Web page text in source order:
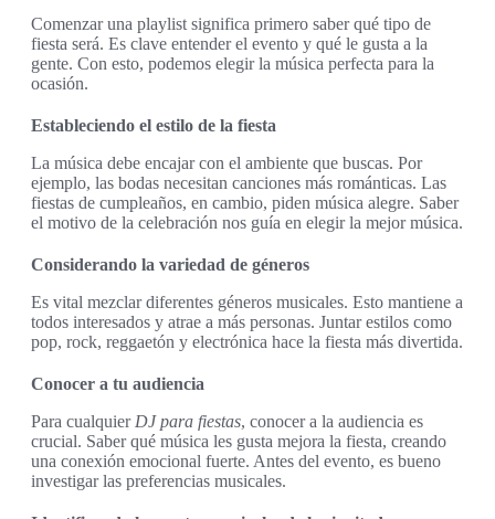
Comenzar una playlist significa primero saber qué tipo de
fiesta será. Es clave entender el evento y qué le gusta a la
gente. Con esto, podemos elegir la música perfecta para la
ocasión.
Estableciendo el estilo de la fiesta
La música debe encajar con el ambiente que buscas. Por
ejemplo, las bodas necesitan canciones más románticas. Las
fiestas de cumpleaños, en cambio, piden música alegre. Saber
el motivo de la celebración nos guía en elegir la mejor música.
Considerando la variedad de géneros
Es vital mezclar diferentes géneros musicales. Esto mantiene a
todos interesados y atrae a más personas. Juntar estilos como
pop, rock, reggaetón y electrónica hace la fiesta más divertida.
Conocer a tu audiencia
Para cualquier DJ para fiestas, conocer a la audiencia es
crucial. Saber qué música les gusta mejora la fiesta, creando
una conexión emocional fuerte. Antes del evento, es bueno
investigar las preferencias musicales.